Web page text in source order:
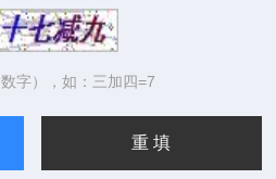
字），如：三加四=7